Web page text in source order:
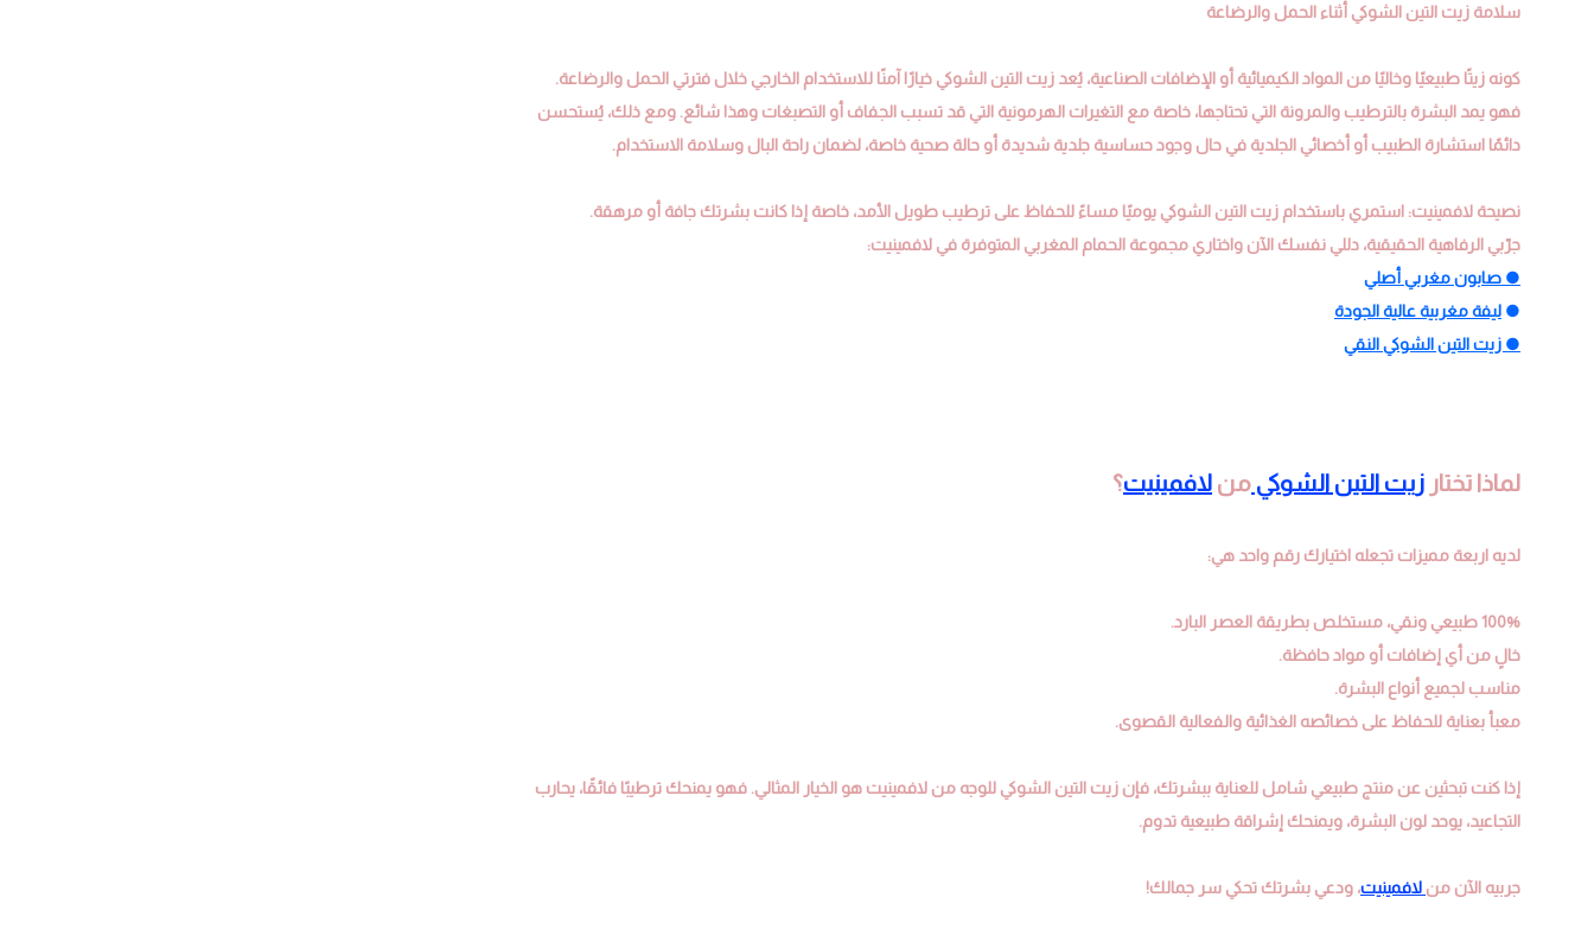
سلامة زيت التين الشوكي أثناء الحمل والرضاعة
كونه زيتًا طبيعيًا وخاليًا من المواد الكيميائية أو الإضافات الصناعية، يُعد زيت التين الشوكي خيارًا آمنًا للاستخدام الخارجي خلال فترتي الحمل والرضاعة.
فهو يمد البشرة بالترطيب والمرونة التي تحتاجها، خاصة مع التغيرات الهرمونية التي قد تسبب الجفاف أو التصبغات وهذا شائع. ومع ذلك، يُستحسن
دائمًا استشارة الطبيب أو أخصائي الجلدية في حال وجود حساسية جلدية شديدة أو حالة صحية خاصة، لضمان راحة البال وسلامة الاستخدام.
نصيحة لافمينيت: استمري باستخدام زيت التين الشوكي يوميًا مساءً للحفاظ على ترطيب طويل الأمد، خاصة إذا كانت بشرتك جافة أو مرهقة.
جرّبي الرفاهية الحقيقية، دللي نفسك الآن واختاري مجموعة الحمام المغربي المتوفرة في لافمينيت:
● صابون مغربي أصلي
● ليفة مغربية عالية الجودة
● زيت التين الشوكي النقي
لماذا تختار زيت التين الشوكي من لافمينيت؟
لديه اربعة مميزات تجعله اختيارك رقم واحد هي:
100% طبيعي ونقي، مستخلص بطريقة العصر البارد.
خالٍ من أي إضافات أو مواد حافظة.
مناسب لجميع أنواع البشرة.
معبأ بعناية للحفاظ على خصائصه الغذائية والفعالية القصوى.
إذا كنت تبحثين عن منتج طبيعي شامل للعناية ببشرتك، فإن زيت التين الشوكي للوجه من لافمينيت هو الخيار المثالي. فهو يمنحك ترطيبًا فائقًا، يحارب
التجاعيد، يوحد لون البشرة، ويمنحك إشراقة طبيعية تدوم.
جربيه الآن من لافمينيت، ودعي بشرتك تحكي سر جمالك!